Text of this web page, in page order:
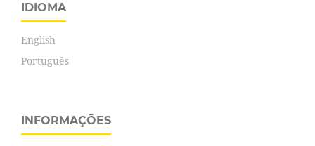
IDIOMA
English
Português
INFORMAÇÕES